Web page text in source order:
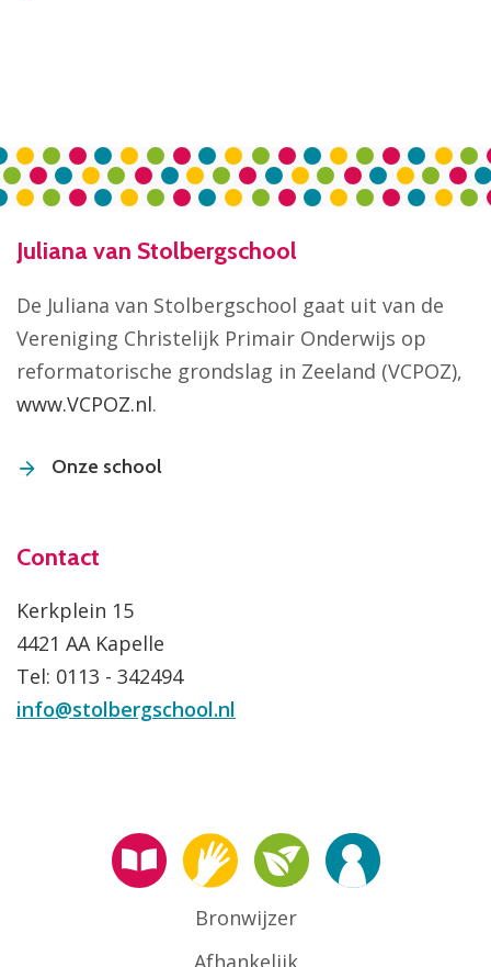
Juliana van Stolbergschool
De Juliana van Stolbergschool gaat uit van de
Vereniging Christelijk Primair Onderwijs op
reformatorische grondslag in Zeeland (VCPOZ),
www.VCPOZ.nl.
Onze school
Contact
Kerkplein 15
4421 AA Kapelle
Tel: 0113 - 342494
info@stolbergschool.nl
Bronwijzer